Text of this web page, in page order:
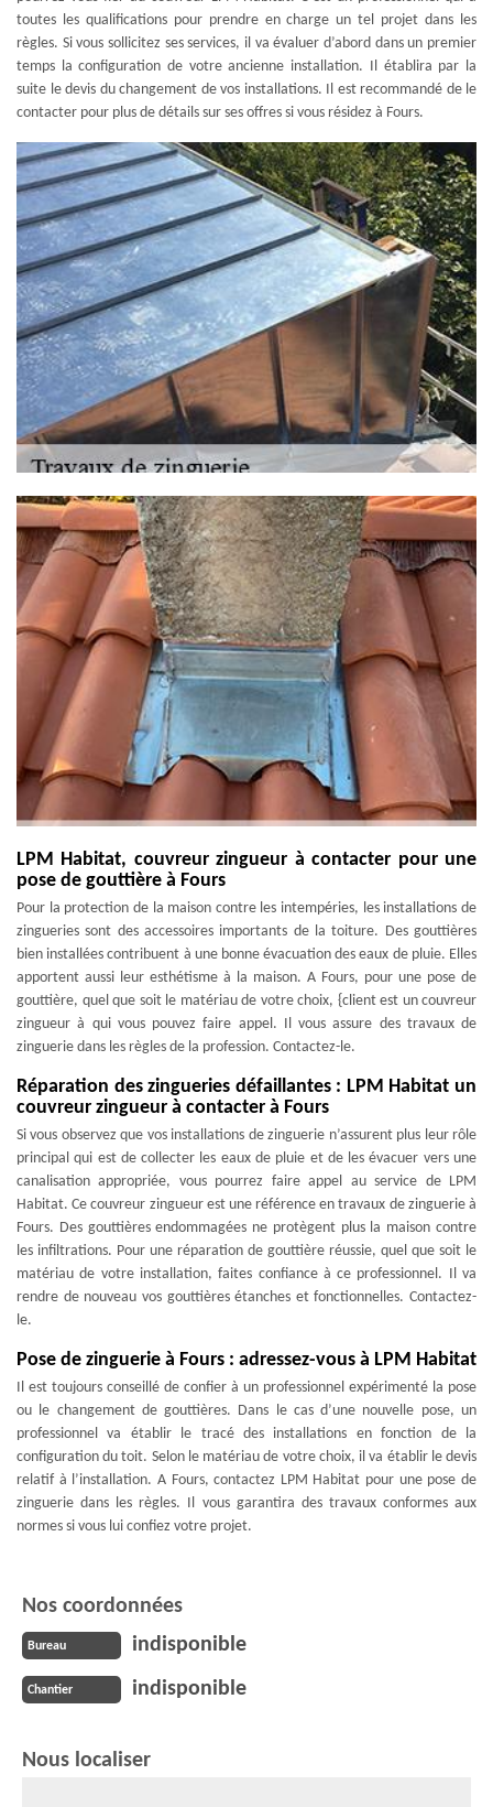
toutes les qualifications pour prendre en charge un tel projet dans les
règles. Si vous sollicitez ses services, il va évaluer d’abord dans un premier
temps la configuration de votre ancienne installation. Il établira par la
suite le devis du changement de vos installations. Il est recommandé de le
contacter pour plus de détails sur ses offres si vous résidez à Fours.
LPM Habitat, couvreur zingueur à contacter pour une
pose de gouttière à Fours
Pour la protection de la maison contre les intempéries, les installations de
zingueries sont des accessoires importants de la toiture. Des gouttières
bien installées contribuent à une bonne évacuation des eaux de pluie. Elles
apportent aussi leur esthétisme à la maison. A Fours, pour une pose de
gouttière, quel que soit le matériau de votre choix, {client est un couvreur
zingueur à qui vous pouvez faire appel. Il vous assure des travaux de
zinguerie dans les règles de la profession. Contactez-le.
Réparation des zingueries défaillantes : LPM Habitat un
couvreur zingueur à contacter à Fours
Si vous observez que vos installations de zinguerie n’assurent plus leur rôle
principal qui est de collecter les eaux de pluie et de les évacuer vers une
canalisation appropriée, vous pourrez faire appel au service de LPM
Habitat. Ce couvreur zingueur est une référence en travaux de zinguerie à
Fours. Des gouttières endommagées ne protègent plus la maison contre
les infiltrations. Pour une réparation de gouttière réussie, quel que soit le
matériau de votre installation, faites confiance à ce professionnel. Il va
rendre de nouveau vos gouttières étanches et fonctionnelles. Contactez-
le.
Pose de zinguerie à Fours : adressez-vous à LPM Habitat
Il est toujours conseillé de confier à un professionnel expérimenté la pose
ou le changement de gouttières. Dans le cas d’une nouvelle pose, un
professionnel va établir le tracé des installations en fonction de la
configuration du toit. Selon le matériau de votre choix, il va établir le devis
relatif à l’installation. A Fours, contactez LPM Habitat pour une pose de
zinguerie dans les règles. Il vous garantira des travaux conformes aux
normes si vous lui confiez votre projet.
Nos coordonnées
Bureau indisponible
Chantier indisponible
Nous localiser